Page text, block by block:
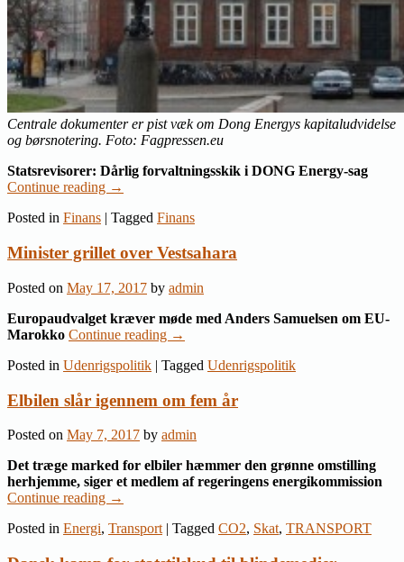
Centrale dokumenter er pist væk om Dong Energys kapitaludvidelse
og børsnotering. Foto: Fagpressen.eu
Statsrevisorer: Dårlig forvaltningsskik i DONG Energy-sag
Continue reading →
Posted in Finans Tagged Finans
Minister grillet over Vestsahara
Posted on May 17, 2017 by admin
Europaudvalget kræver møde med Anders Samuelsen om EU-
Marokko Continue reading →
Posted in Udenrigspolitik | Tagged Udenrigspolitik
Elbilen slår igennem om fem år
Posted on May 7, 2017 by admin
Det træge marked for elbiler hæmmer den grønne omstilling
herhjemme, siger et medlem af regeringens energikommission
Continue reading →
Posted in Energi, Transport | Tagged CO2, Skat, TRANSPORT